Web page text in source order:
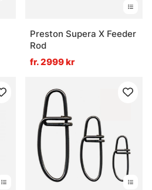
Preston Supera X Feeder
Rod
fr. 2999 kr